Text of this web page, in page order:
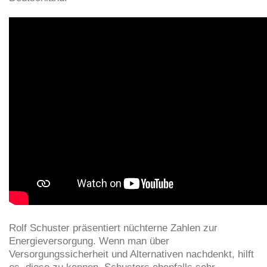
Rolf Schuster präsentiert nüchterne Zahlen zur
Energieversorgung. Wenn man über
Versorgungssicherheit und Alternativen nachdenkt, hilft